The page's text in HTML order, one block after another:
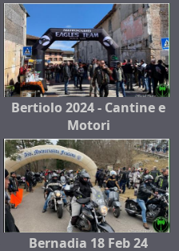
Bertiolo 2024 - Cantine e
Motori
Bernadia 18 Feb 24